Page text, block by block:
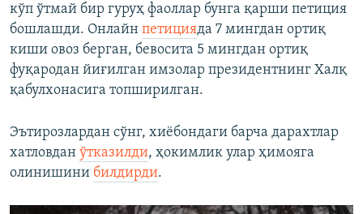
кўп ўтмай бир гуруҳ фаоллар бунга қарши петиция
бошлашди. Онлайн петицияда 7 мингдан ортиқ
киши овоз берган, бевосита 5 мингдан ортиқ
фуқародан йиғилган имзолар президентнинг Халқ
қабулхонасига топширилган.
Эътирозлардан сўнг, хиёбондаги барча дарахтлар
хатловдан ўтказилди, ҳокимлик улар ҳимояга
олинишини билдирди.